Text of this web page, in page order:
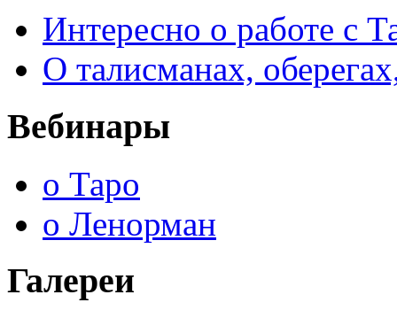
Интересно о работе с
О талисманах,
Вебинары
о Таро
о Ленорман
Галереи